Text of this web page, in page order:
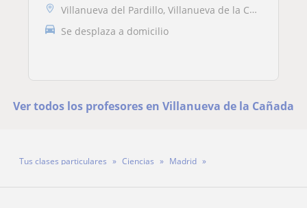
Villanueva del Pardillo, Villanueva de la Cañada, Las Rozas de Madrid,...
Se desplaza a domicilio
Ver todos los profesores en Villanueva de la Cañada
Tus clases particulares Ciencias
Madrid